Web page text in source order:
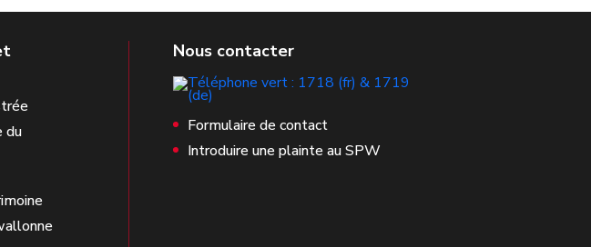
du
Formulaire de contact
Introduire une plainte au SPW